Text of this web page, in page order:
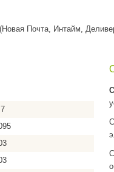
Почта, Интайм,